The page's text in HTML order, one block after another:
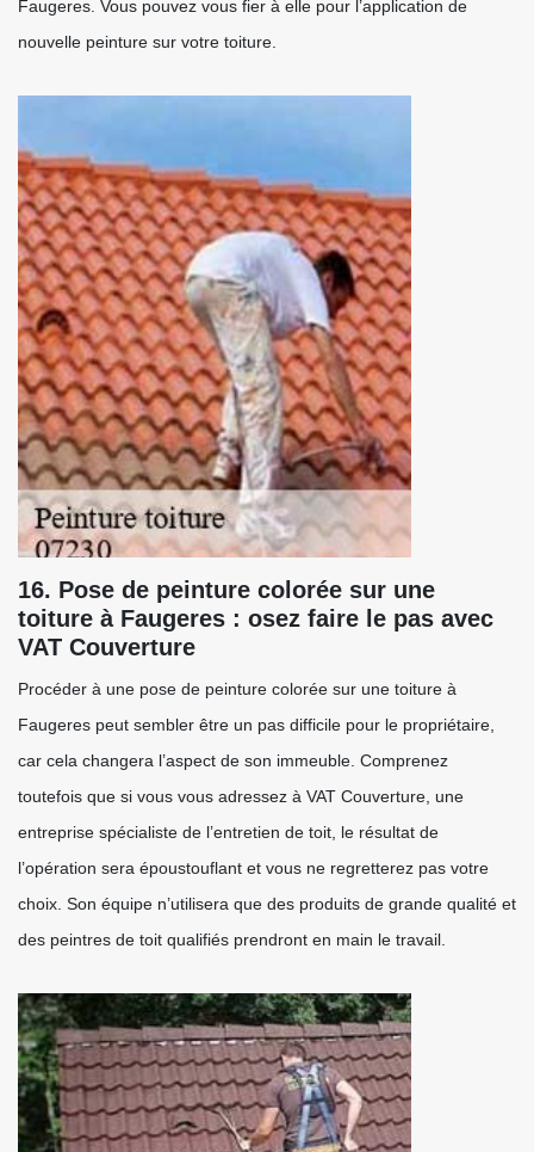
Faugeres. Vous pouvez vous fier à elle pour l’application de
nouvelle peinture sur votre toiture.
16. Pose de peinture colorée sur une
toiture à Faugeres : osez faire le pas avec
VAT Couverture
Procéder à une pose de peinture colorée sur une toiture à
Faugeres peut sembler être un pas difficile pour le propriétaire,
car cela changera l’aspect de son immeuble. Comprenez
toutefois que si vous vous adressez à VAT Couverture, une
entreprise spécialiste de l’entretien de toit, le résultat de
l’opération sera époustouflant et vous ne regretterez pas votre
choix. Son équipe n’utilisera que des produits de grande qualité et
des peintres de toit qualifiés prendront en main le travail.